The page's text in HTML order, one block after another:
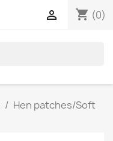
shopping_cart (0)

Hen patches/Soft